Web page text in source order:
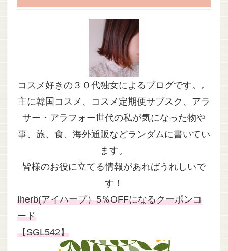
コスメ好きの３０代独女によるブログです。。
主に韓国コスメ、コスメ定期便サブスク、アラ
サー・アラフォー世代の私が気になった物や
事、旅、食、海外通販などランダムに書いてい
ます。
皆様のお役に立てる情報があればうれしいで
す！
Iherb(アイハーブ）5％OFFになるクーポンコ
ード
【SGL542】